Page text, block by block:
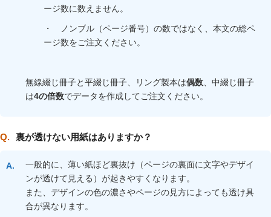
ージ数に数えません。
・ ノンブル（ページ番号）の数ではなく、本文の総ペ
ージ数をご注文ください。
無線綴じ冊子と平綴じ冊子、リング製本は偶数 、中綴じ冊子
は4の倍数でデータを作成してご注文ください。
裏が透けない用紙はありますか？
一般的に、薄い紙ほど裏抜け（ページの裏面に文字やデザイ
ンが透けて見える）が起きやすくなります。
また、デザインの色の濃さやページの見方によっても透け具
合が異なります。